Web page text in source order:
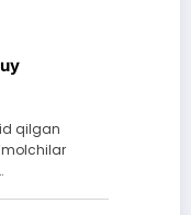
qilgan